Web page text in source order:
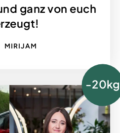
ganz von euch
MIRIJAM
-20kg